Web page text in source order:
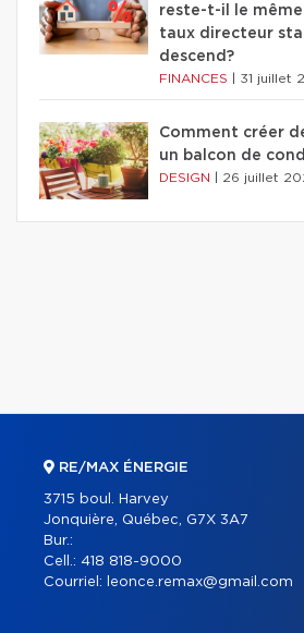
reste-t-il le
taux directeur
descend?
FINANCES 31 juillet
Comment créer
un balcon de
DESIGN 26 juillet
RE/MAX ÉNERGIE
3715 boul. Harvey
Jonquière, Québec, G7X 3A7
Bur.:
Cell.: 418 818-9000
Courriel:
leonce.remax@gmail.com